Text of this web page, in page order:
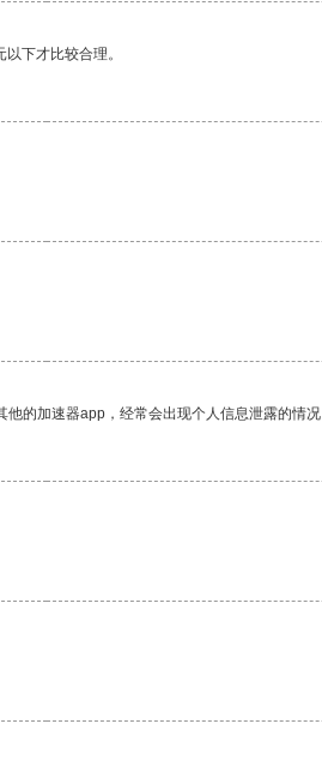
下才比较合理。
的加速器app，经常会出现个人信息泄露的情况